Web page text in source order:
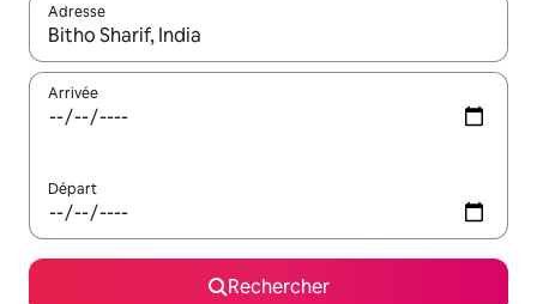
Adresse
Lorsque les résultats s'affichent, utilisez les flèches vers le
Arrivée
Départ
Rechercher